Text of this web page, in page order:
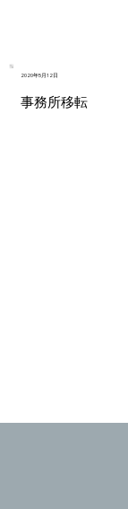
2020年5月12日
事務所移転